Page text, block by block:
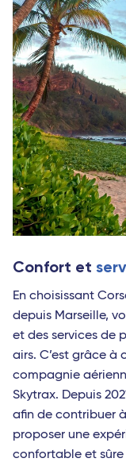
Confort et
En choisissant
depuis Marseille,
et des services de
airs. C’est grâce à
compagnie
Skytrax. Depuis
afin de contribuer
proposer une
confortable et sûre